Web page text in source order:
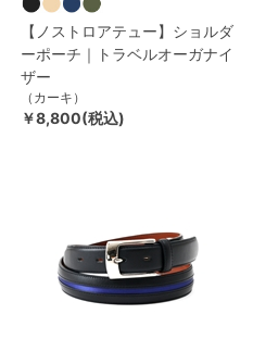
【ノストロアテュー】ショルダ
ーポーチ｜トラベルオーガナイ
ザー
（カーキ）
￥8,800(税込)